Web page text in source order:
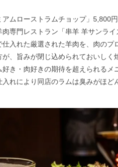
アムローストラムチョップ」5,800
専門レストラン「串羊 羊サンラ
入れた厳選された羊肉を、肉の
、旨みが閉じ込められておいし
き・肉好きの期待を超えられるメ
れにより同店のラムは臭みがほど